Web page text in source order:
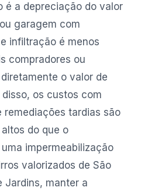
é a depreciação do valor
garagem com
infiltração é menos
compradores ou
o valor de
os custos com
remediações tardias são
do que o
impermeabilização
valorizados de São
Jardins, manter a